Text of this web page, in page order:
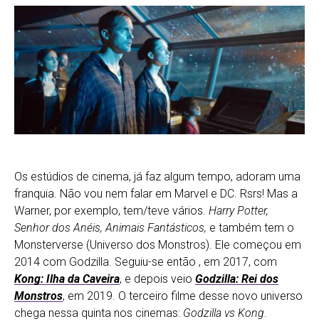
Os estúdios de cinema, já faz algum tempo, adoram uma
franquia. Não vou nem falar em Marvel e DC. Rsrs! Mas a
Warner, por exemplo, tem/teve vários. Harry Potter,
Senhor dos Anéis, Animais Fantásticos, e também tem o
Monsterverse (Universo dos Monstros). Ele começou em
2014 com Godzilla. Seguiu-se então , em 2017, com
Kong: Ilha da Caveira, e depois veio Godzilla: Rei dos
Monstros, em 2019. O terceiro filme desse novo universo
chega nessa quinta nos cinemas: Godzilla vs Kong